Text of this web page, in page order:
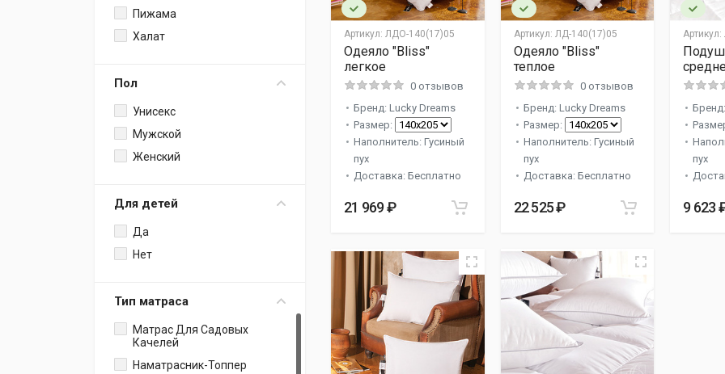
Наволочками И
Набор: Одеяло +
Подушка
Наволочки К Подушкам
Для Тела
Простыня На Резинке +
Чехлы Для Мебели
Дорожная Подушка
Пижама
Халат
Пол
Унисекс
Мужской
Женский
Для детей
Да
Нет
Тип матраса
Матрас Для Садовых
Качелей
Наматрасник-Топпер
Артикул: ЛДО-140(17)05
Одеяло "Bliss"
легкое
0 отзывов
Бренд: Lucky Dreams
Размер:
Наполнитель: Гусиный
пух
Доставка: Бесплатно
21 969 ₽
Артикул: ЛД-140(17)05
Одеяло "Bliss"
теплое
0 отзывов
Бренд: Lucky Dreams
Размер:
Наполнитель: Гусиный
пух
Доставка: Бесплатно
22 525 ₽
Артикул:
пух
9 623